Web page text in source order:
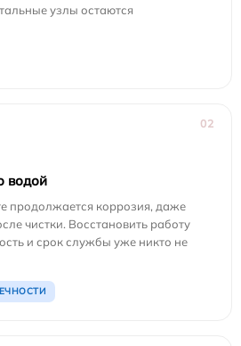
узлы остаются
02
водой
продолжается коррозия, даже
чистки. Восстановить работу
и срок службы уже никто не